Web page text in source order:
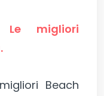
Le migliori
Beach